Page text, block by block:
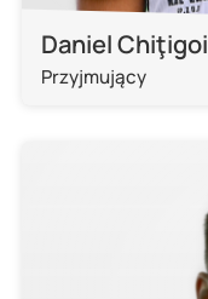
Daniel Chiţigoi
Przyjmujący